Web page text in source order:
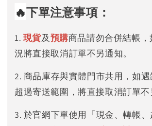
🔥下單注意事項：
1. 現貨及預購商品請勿合併結帳
況將直接取消訂單不另通知。
2. 商品庫存與實體門市共用，如
超過寄送範圍，將直接取消訂單不
3. 於官網下單使用「現金、轉帳